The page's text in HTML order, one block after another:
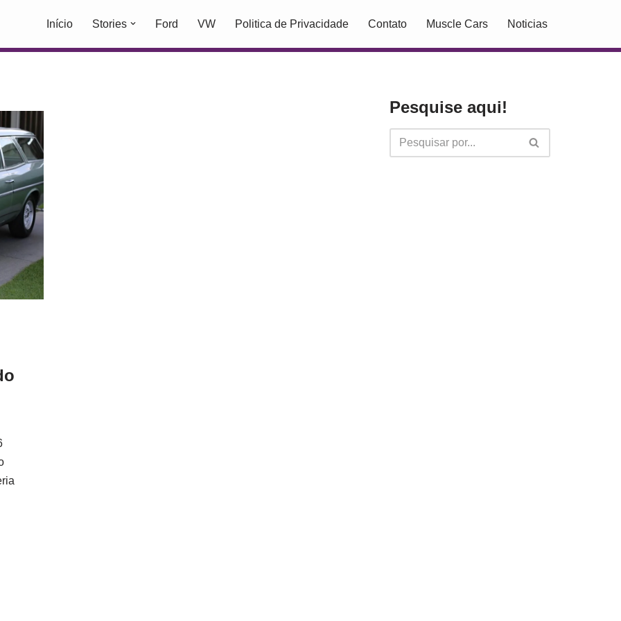
Início Stories Ford VW Politica de Privacidade Contato Muscle Cars Noticias
Pesquise aqui!